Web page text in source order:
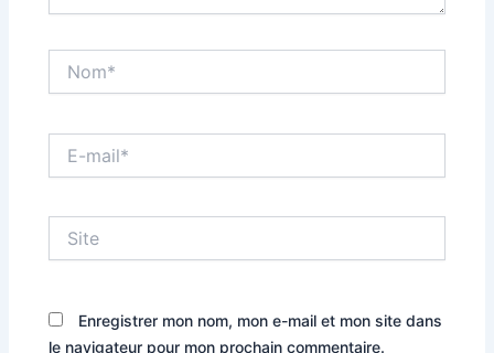
mail*
Enregistrer mon nom, mon e-mail et mon site dans
le navigateur pour mon prochain commentaire.